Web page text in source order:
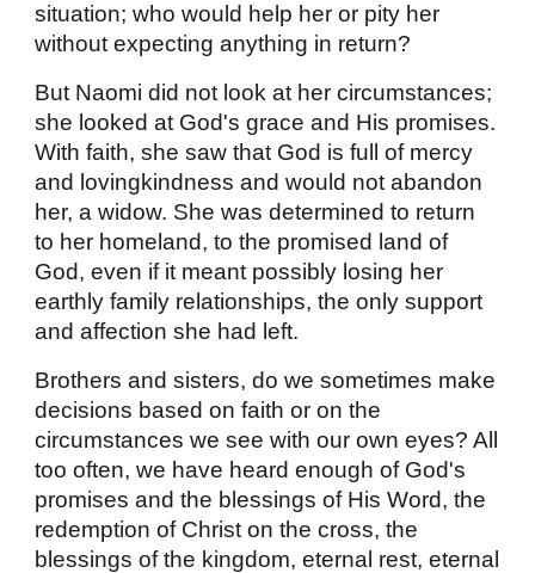
situation; who would help her or pity her
without expecting anything in return?
But Naomi did not look at her circumstances;
she looked at God's grace and His promises.
With faith, she saw that God is full of mercy
and lovingkindness and would not abandon
her, a widow. She was determined to return
to her homeland, to the promised land of
God, even if it meant possibly losing her
earthly family relationships, the only support
and affection she had left.
Brothers and sisters, do we sometimes make
decisions based on faith or on the
circumstances we see with our own eyes? All
too often, we have heard enough of God's
promises and the blessings of His Word, the
redemption of Christ on the cross, the
blessings of the kingdom, eternal rest, eternal